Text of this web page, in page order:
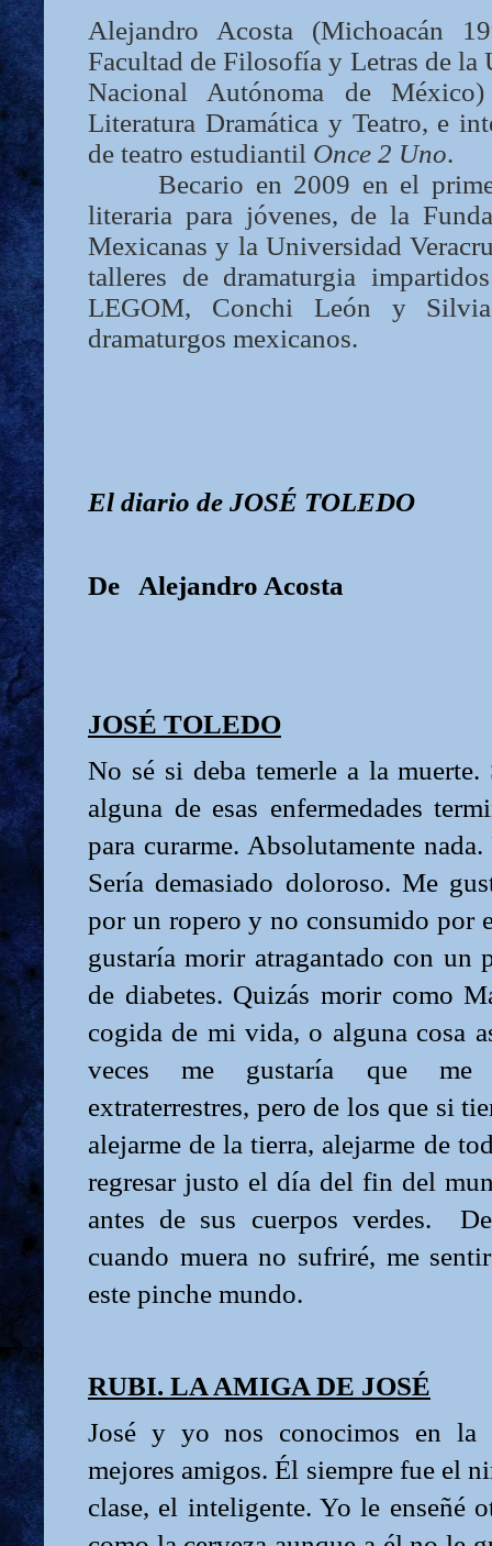
Alejandro Acosta (Michoacán
Facultad de Filosofía y Letras de
Nacional Autónoma de
Literatura Dramática y Teatro, e
de teatro estudiantil Once 2 Uno.
Becario en 2009 en el
literaria para jóvenes, de la
Mexicanas y la Universidad
talleres de dramaturgia
LEGOM, Conchi León y Silvia
dramaturgos mexicanos.
El diario de JOSÉ TOLEDO
De Alejandro Acosta
JOSÉ TOLEDO
No sé si deba temerle a la
alguna de esas enfermedades
para curarme. Absolutamente
Sería demasiado doloroso. Me
por un ropero y no consumido por
gustaría morir atragantado con un
de diabetes. Quizás morir como
cogida de mi vida, o alguna cosa
veces me gustaría que me
extraterrestres, pero de los que si
alejarme de la tierra, alejarme de
regresar justo el día del fin del
antes de sus cuerpos verdes.
cuando muera no sufriré, me
este pinche mundo.
RUBI. LA AMIGA DE JOSÉ
José y yo nos conocimos en la
mejores amigos. Él siempre fue el
clase, el inteligente. Yo le enseñé